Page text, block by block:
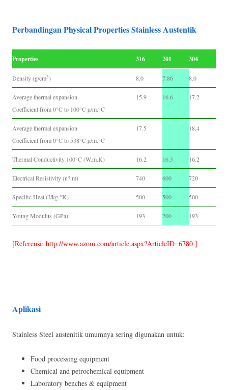
Perbandingan Physical Properties Stainless Austentik
Properties 316 201 304
Density (g/cm3) 8.0 7.86 8.0
Average thermal expansion
Coefficient from 0°C to 100°C µ/m.°C
15.9 16.6 17.2
Average thermal expansion
Coefficient from 0°C to 538°C µ/m.°C
17.5 18.4
Thermal Conductivity 100°C (W.m.K) 16.2 16.3 16.2
Electrical Resistivity (n?.m) 740 600 720
Specific Heat (J/kg.°K) 500 500 500
Young Modulus (GPa) 193 200 193
[Referensi: http://www.azom.com/article.aspx?ArticleID=6780 ]
Aplikasi
Stainless Steel austenitik umumnya sering digunakan untuk:
Food processing equipment
Chemical and petrochemical equipment
Laboratory benches & equipment